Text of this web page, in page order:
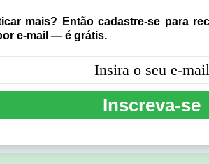
mais? Então cadastre-se para
e-mail — é grátis.
Inscreva-se